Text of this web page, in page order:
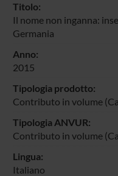
Titolo:
Il nome non inganna:
Germania
Anno:
2015
Tipologia prodotto:
Contributo in volume
Tipologia ANVUR:
Contributo in volume
Lingua:
Italiano